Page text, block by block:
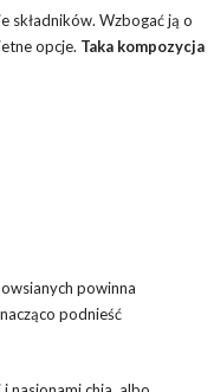
składników. Wzbogać ją o
opcje. Taka kompozycja
powinna
podnieść